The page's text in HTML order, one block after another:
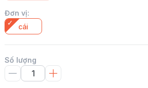
Đơn vị:
cái
Số lượng